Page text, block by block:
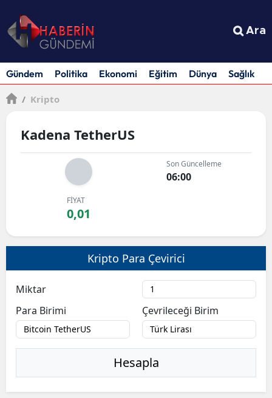
Ara
Gündem Politika Ekonomi Eğitim Dünya Sağlık
/ Kripto
Kadena TetherUS
Son Güncelleme
06:00
FİYAT
0,01
Kripto Para Çevirici
Miktar
Para Birimi
Çevrileceği Birim
Hesapla